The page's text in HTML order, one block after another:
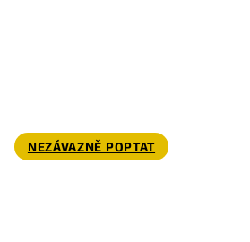
NEZÁVAZNĚ POPTAT